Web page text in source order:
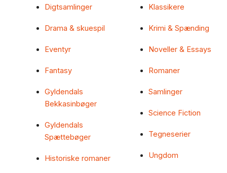
Digtsamlinger
Drama & skuespil
Eventyr
Fantasy
Gyldendals
Bekkasinbøger
Gyldendals
Spættebøger
Historiske romaner
Klassikere
Krimi & Spænding
Noveller & Essays
Romaner
Samlinger
Science Fiction
Tegneserier
Ungdom